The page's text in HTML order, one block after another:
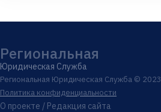
Региональная
Юридическая Служба
Региональная Юридическая Служба © 2023
Политика конфиденциальности
О проекте / Редакция сайта